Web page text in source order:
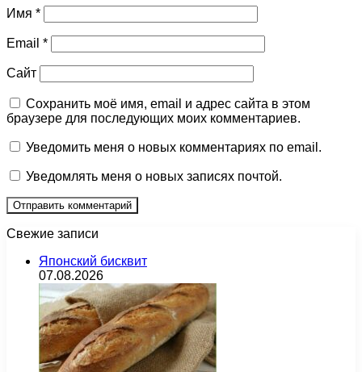
Имя *
Email *
Сайт
Сохранить моё имя, email и адрес сайта в этом
браузере для последующих моих комментариев.
Уведомить меня о новых комментариях по email.
Уведомлять меня о новых записях почтой.
Свежие записи
Японский бисквит
07.08.2026